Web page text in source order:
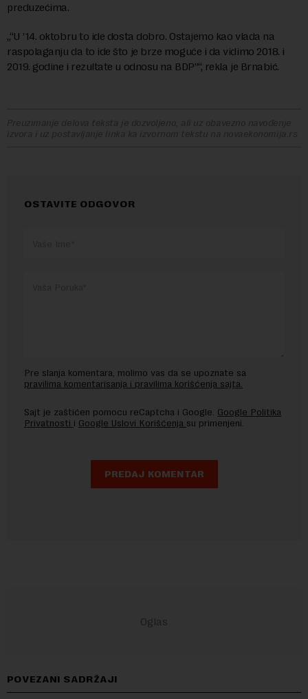
preduzećima.
„“U ’14. oktobru to ide dosta dobro. Ostajemo kao vlada na
raspolaganju da to ide što je brze moguće i da vidimo 2018. i
2019. godine i rezultate u odnosu na BDP”“, rekla je Brnabić.
Preuzimanje delova teksta je dozvoljeno, ali uz obavezno navođenje
izvora i uz postavljanje linka ka izvornom tekstu na novaekonomija.rs
OSTAVITE ODGOVOR
Pre slanja komentara, molimo vas da se upoznate sa
pravilima komentarisanja i pravilima korišćenja sajta.
Sajt je zaštićen pomocu reCaptcha i Google. Google Politika
Privatnosti i Google Uslovi Korišćenja su primenjeni.
POVEZANI SADRŽAJI